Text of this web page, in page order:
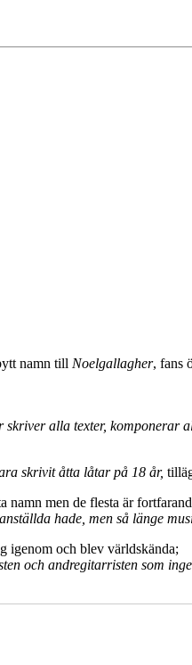
namn till Noelgallagher, fans
alla texter,
skrivit åtta låtar på 18 år,
namn men de flesta är
hade, men så länge
igenom och blev världskända;
och andregitarristen som